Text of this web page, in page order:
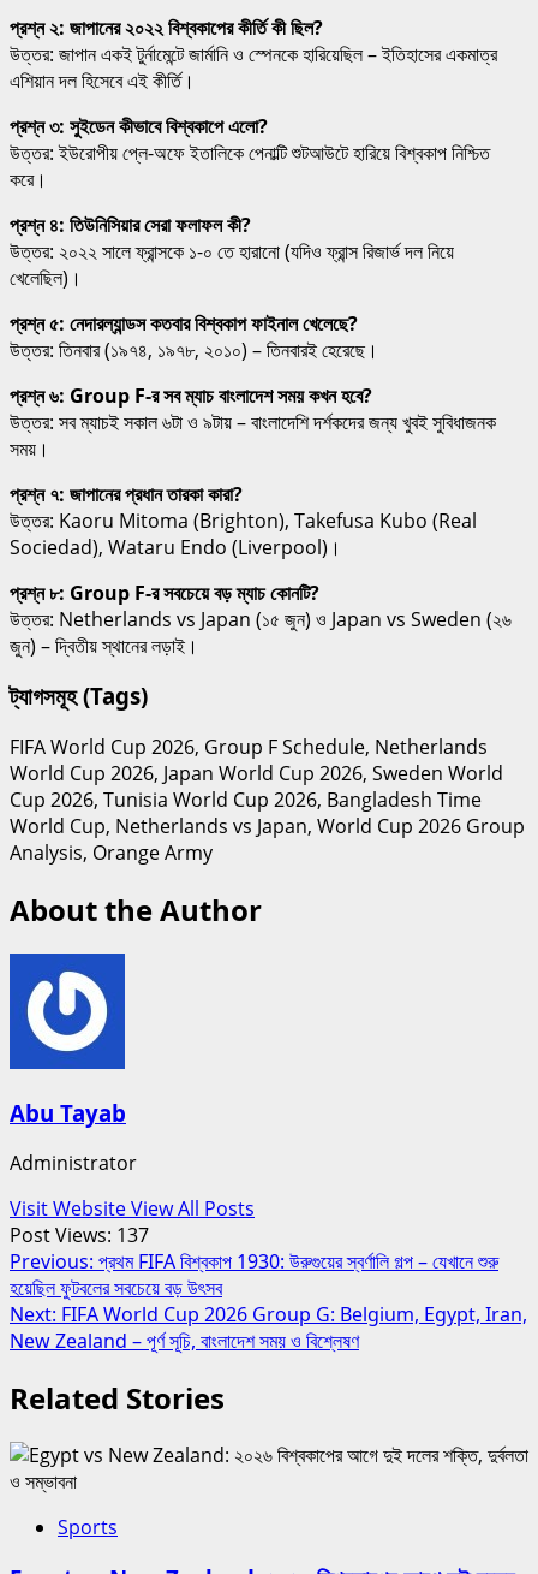
প্রশ্ন ২: জাপানের ২০২২ বিশ্বকাপের কীর্তি কী ছিল?
উত্তর: জাপান একই টুর্নামেন্টে জার্মানি ও স্পেনকে হারিয়েছিল – ইতিহাসের একমাত্র
এশিয়ান দল হিসেবে এই কীর্তি।
প্রশ্ন ৩: সুইডেন কীভাবে বিশ্বকাপে এলো?
উত্তর: ইউরোপীয় প্লে-অফে ইতালিকে পেনাল্টি শুটআউটে হারিয়ে বিশ্বকাপ নিশ্চিত
করে।
প্রশ্ন ৪: তিউনিসিয়ার সেরা ফলাফল কী?
উত্তর: ২০২২ সালে ফ্রান্সকে ১-০ তে হারানো (যদিও ফ্রান্স রিজার্ভ দল নিয়ে
খেলেছিল)।
প্রশ্ন ৫: নেদারল্যান্ডস কতবার বিশ্বকাপ ফাইনাল খেলেছে?
উত্তর: তিনবার (১৯৭৪, ১৯৭৮, ২০১০) – তিনবারই হেরেছে।
প্রশ্ন ৬: Group F-র সব ম্যাচ বাংলাদেশ সময় কখন হবে?
উত্তর: সব ম্যাচই সকাল ৬টা ও ৯টায় – বাংলাদেশি দর্শকদের জন্য খুবই সুবিধাজনক
সময়।
প্রশ্ন ৭: জাপানের প্রধান তারকা কারা?
উত্তর: Kaoru Mitoma (Brighton), Takefusa Kubo (Real
Sociedad), Wataru Endo (Liverpool)।
প্রশ্ন ৮: Group F-র সবচেয়ে বড় ম্যাচ কোনটি?
উত্তর: Netherlands vs Japan (১৫ জুন) ও Japan vs Sweden (২৬
জুন) – দ্বিতীয় স্থানের লড়াই।
ট্যাগসমূহ (Tags)
FIFA World Cup 2026, Group F Schedule, Netherlands
World Cup 2026, Japan World Cup 2026, Sweden World
Cup 2026, Tunisia World Cup 2026, Bangladesh Time
World Cup, Netherlands vs Japan, World Cup 2026 Group
Analysis, Orange Army
About the Author
Abu Tayab
Administrator
Visit WebsiteView All Posts
Post Views: 137
Post
navigation
Previous: প্রথম FIFA বিশ্বকাপ 1930: উরুগুয়ের স্বর্ণালি গল্প – যেখানে শুরু
হয়েছিল ফুটবলের সবচেয়ে বড় উৎসব
Next: FIFA World Cup 2026 Group G: Belgium, Egypt, Iran,
New Zealand – পূর্ণ সূচি, বাংলাদেশ সময় ও বিশ্লেষণ
Related Stories
Sports